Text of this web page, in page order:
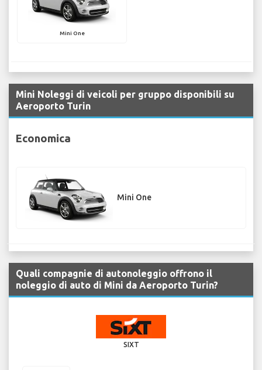
Mini One
Mini Noleggi di veicoli per gruppo disponibili su
Aeroporto Turin
Economica
Mini One
Quali compagnie di autonoleggio offrono il
noleggio di auto di Mini da Aeroporto Turin?
SIXT